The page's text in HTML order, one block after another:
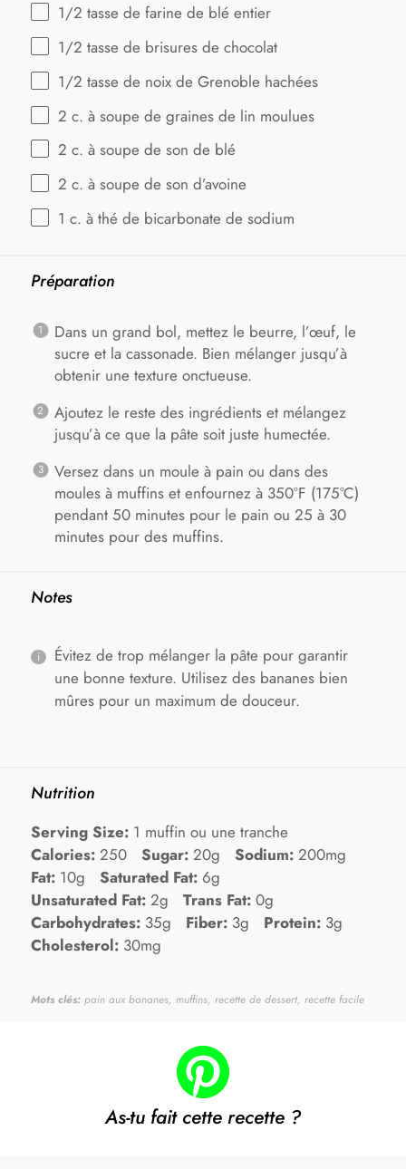
1/2 tasse de farine de blé entier
1/2 tasse de brisures de chocolat
1/2 tasse de noix de Grenoble hachées
2 c. à soupe de graines de lin moulues
2 c. à soupe de son de blé
2 c. à soupe de son d’avoine
1 c. à thé de bicarbonate de sodium
Préparation
Dans un grand bol, mettez le beurre, l’œuf, le
sucre et la cassonade. Bien mélanger jusqu’à
obtenir une texture onctueuse.
Ajoutez le reste des ingrédients et mélangez
jusqu’à ce que la pâte soit juste humectée.
Versez dans un moule à pain ou dans des
moules à muffins et enfournez à 350°F (175°C)
pendant 50 minutes pour le pain ou 25 à 30
minutes pour des muffins.
Notes
Évitez de trop mélanger la pâte pour garantir
une bonne texture. Utilisez des bananes bien
mûres pour un maximum de douceur.
Nutrition
Serving Size: 1 muffin ou une tranche
Calories: 250 Sugar: 20g Sodium: 200mg
Fat: 10g Saturated Fat: 6g
Unsaturated Fat: 2g Trans Fat: 0g
Carbohydrates: 35g Fiber: 3g Protein: 3g
Cholesterol: 30mg
Mots clés: pain aux bananes, muffins, recette de dessert, recette facile
As-tu fait cette recette ?